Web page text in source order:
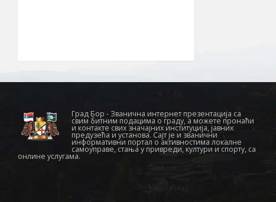
Град Бор - Званична интернет презентација са
свим битним подацима о граду, а можете пронаћи
и контакте свих значајних институција, јавних
предузећа и установа. Сајт је и званични
информативни портал о активностима локалне
самоуправе, стања у привреди, култури и спорту, са
онлине услугама.